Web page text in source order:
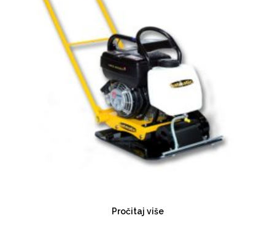
Pročitaj više